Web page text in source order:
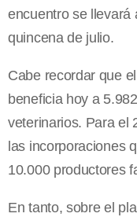
encuentro se llevará
quincena de julio.
Cabe recordar que
beneficia hoy a
veterinarios. Para el
las incorporaciones
10.000 productores
En tanto, sobre el